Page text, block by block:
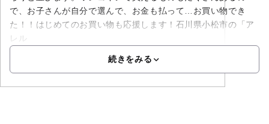
で、お子さんが自分で選んで、お金も払って…お買い物でき
た！！はじめてのお買い物も応援します！石川県小松市の「ア
レル
続きをみる